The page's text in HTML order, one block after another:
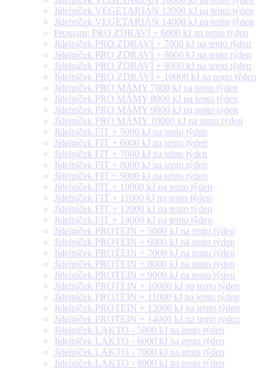
Jídelníček VEGETARIÁN 12000 kJ na tento týden
Jídelníček VEGETARIÁN 14000 kJ na tento týden
Program: PRO ZDRAVÍ + 6000 kJ na tento týden
Jídelníček PRO ZDRAVÍ + 7000 kJ na tento týden
Jídelníček PRO ZDRAVÍ + 8000 kJ na tento týden
Jídelníček PRO ZDRAVÍ + 9000 kJ na tento týden
Jídelníček PRO ZDRAVÍ + 10000 kJ na tento týden
Jídelníček PRO MÁMY 7000 kJ na tento týden
Jídelníček PRO MÁMY 8000 kJ na tento týden
Jídelníček PRO MÁMY 9000 kJ na tento týden
Jídelníček PRO MÁMY 10000 kJ na tento týden
Jídelníček FIT + 5000 kJ na tento týden
Jídelníček FIT + 6000 kJ na tento týden
Jídelníček FIT + 7000 kJ na tento týden
Jídelníček FIT + 8000 kJ na tento týden
Jídelníček FIT + 9000 kJ na tento týden
Jídelníček FIT + 10000 kJ na tento týden
Jídelníček FIT + 11000 kJ na tento týden
Jídelníček FIT + 12000 kJ na tento týden
Jídelníček FIT + 14000 kJ na tento týden
Jídelníček PROTEIN + 5000 kJ na tento týden
Jídelníček PROTEIN + 6000 kJ na tento týden
Jídelníček PROTEIN + 7000 kJ na tento týden
Jídelníček PROTEIN + 8000 kJ na tento týden
Jídelníček PROTEIN + 9000 kJ na tento týden
Jídelníček PROTEIN + 10000 kJ na tento týden
Jídelníček PROTEIN + 11000 kJ na tento týden
Jídelníček PROTEIN + 12000 kJ na tento týden
Jídelníček PROTEIN + 14000 kJ na tento týden
Jídelníček LAKTO - 5000 kJ na tento týden
Jídelníček LAKTO - 6000 kJ na tento týden
Jídelníček LAKTO - 7000 kJ na tento týden
Jídelníček LAKTO - 8000 kJ na tento týden